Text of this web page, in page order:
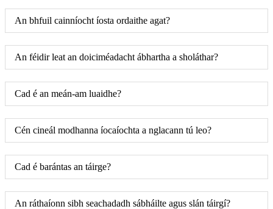
An bhfuil cainníocht íosta ordaithe agat?
An féidir leat an doiciméadacht ábhartha a sholáthar?
Cad é an meán-am luaidhe?
Cén cineál modhanna íocaíochta a nglacann tú leo?
Cad é barántas an táirge?
An ráthaíonn sibh seachadadh sábháilte agus slán táirgí?